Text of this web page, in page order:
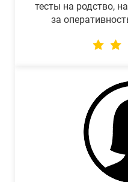
тесты на родство,
за